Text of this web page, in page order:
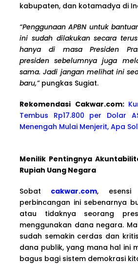
kabupaten, dan kotamadya di
“Penggunaan APBN untuk
ini sudah dilakukan secara
hanya di masa Presiden
presiden sebelumnya juga
sama. Jadi jangan melihat ini
baru,”pungkas Sugiat.
Rekomendasi Cakwar.com:
Tembus Rp17.800 per Dolar
Menengah Mulai Menjerit, Apa
Menilik Pentingnya
Rupiah Uang Negara
Sobat cakwar.com, esensi
perbincangan ini sebenarnya
atau tidaknya seorang
menggunakan dana negara.
sudah semakin cerdas dan
dana publik, yang mana hal ini
bagus bagi sistem demokrasi